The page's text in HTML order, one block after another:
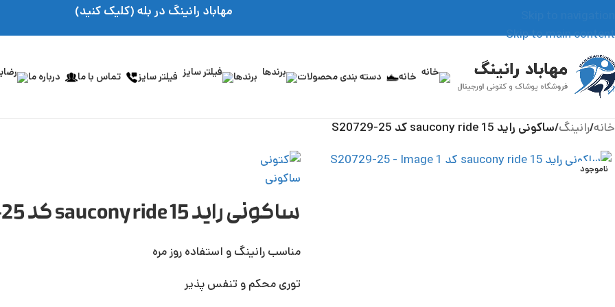
Skip to main content
مهاباد رانینگ در بله (کلیک کنید)
خانه دسته بندی محصولات برندها فیلتر سایز تماس با ما درباره ما
خانه/رانینگ/ساکونی راید 15 saucony ride کد S20729-25
ناموجود
ساکونی راید 15 saucony ride کد S20729-25
مناسب رانینگ و استفاده روز مره
توری محکم و تنفس پذیر